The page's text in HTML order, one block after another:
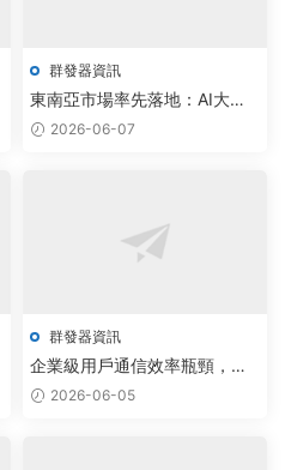
群發器資訊
東南亞市場率先落地：AI大模
型驅動飛機群發器與電報群發
2026-06-07
群發器資訊
企業級用戶通信效率瓶頸，飛
機群發器與TG私信軟件組合智
2026-06-05